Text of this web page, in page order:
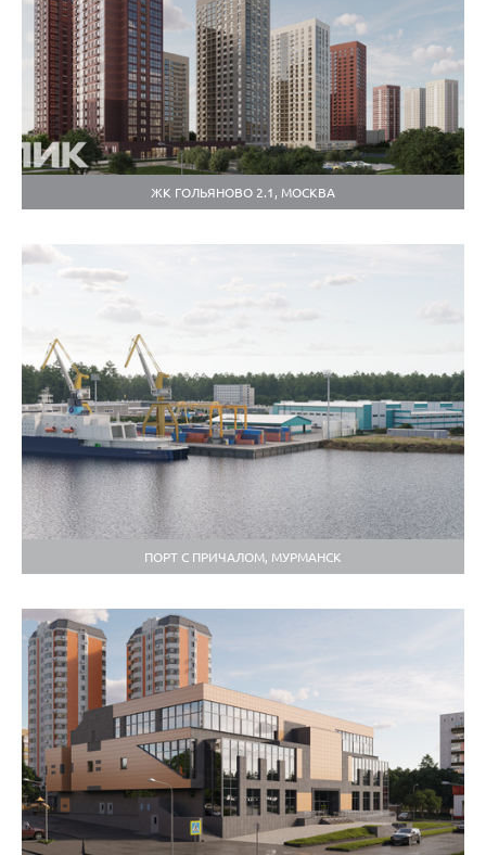
ЖК ГОЛЬЯНОВО 2.1, МОСКВА
ПОРТ С ПРИЧАЛОМ, МУРМАНСК